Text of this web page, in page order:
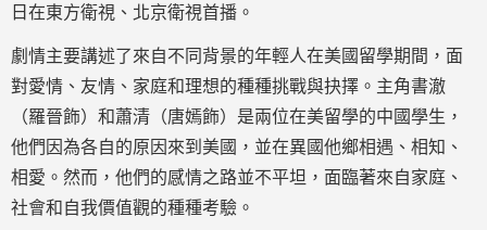
日在東方衛視、北京衛視首播。
劇情主要講述了來自不同背景的年輕人在美國留學期間，面
對愛情、友情、家庭和理想的種種挑戰與抉擇。主角書澈
（羅晉飾）和蕭清（唐嫣飾）是兩位在美留學的中國學生，
他們因為各自的原因來到美國，並在異國他鄉相遇、相知、
相愛。然而，他們的感情之路並不平坦，面臨著來自家庭、
社會和自我價值觀的種種考驗。